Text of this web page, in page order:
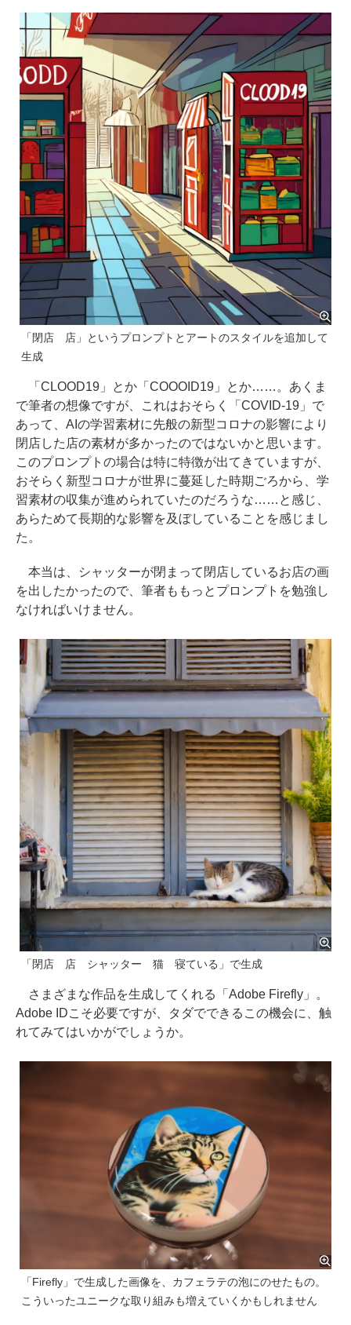
「閉店 店」というプロンプトとアートのスタイルを追加して
生成
「CLOOD19」とか「COOOID19」とか……。あくま
で筆者の想像ですが、これはおそらく「COVID-19」で
あって、AIの学習素材に先般の新型コロナの影響により
閉店した店の素材が多かったのではないかと思います。
このプロンプトの場合は特に特徴が出てきていますが、
おそらく新型コロナが世界に蔓延した時期ごろから、学
習素材の収集が進められていたのだろうな……と感じ、
あらためて長期的な影響を及ぼしていることを感じまし
た。
本当は、シャッターが閉まって閉店しているお店の画
を出したかったので、筆者ももっとプロンプトを勉強し
なければいけません。
「閉店 店 シャッター 猫 寝ている」で生成
さまざまな作品を生成してくれる「Adobe Firefly」。
Adobe IDこそ必要ですが、タダでできるこの機会に、触
れてみてはいかがでしょうか。
「Firefly」で生成した画像を、カフェラテの泡にのせたもの。
こういったユニークな取り組みも増えていくかもしれません